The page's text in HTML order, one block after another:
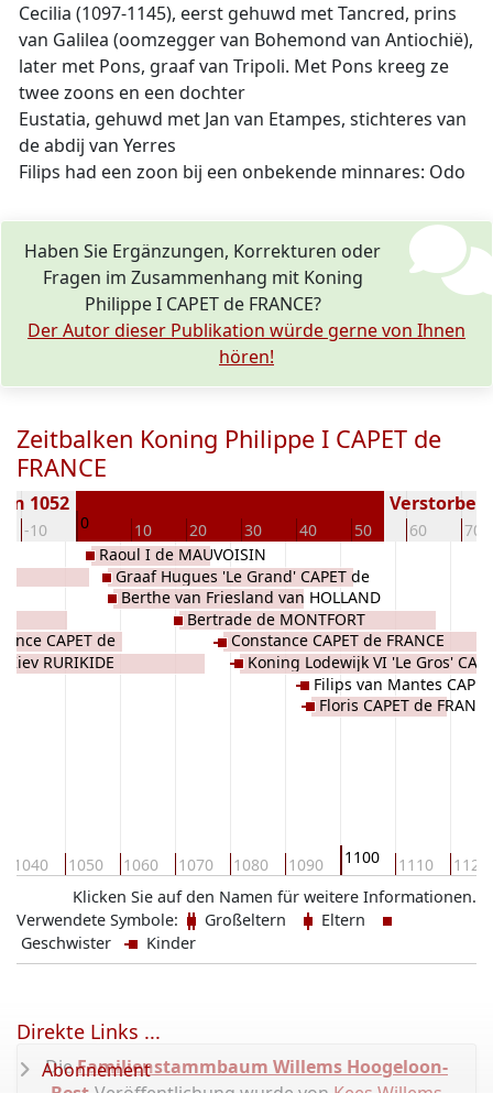
Cecilia (1097-1145), eerst gehuwd met Tancred, prins
van Galilea (oomzegger van Bohemond van Antiochië),
later met Pons, graaf van Tripoli. Met Pons kreeg ze
twee zoons en een dochter
Eustatia, gehuwd met Jan van Etampes, stichteres van
de abdij van Yerres
Filips had een zoon bij een onbekende minnares: Odo
Haben Sie Ergänzungen, Korrekturen oder
Fragen im Zusammenhang mit Koning
Philippe I CAPET de FRANCE?
Der Autor dieser Publikation würde gerne von Ihnen
hören!
Zeitbalken Koning Philippe I CAPET de
FRANCE
-10 0 10 20 30 40 50 60 70
1052 Verstorben
1040 1050 1060 1070 1080 1090 1100 1110 1120
CAPET de
RURIKIDE
Raoul I de MAUVOISIN
Graaf Hugues 'Le Grand' CAPET de
FRANCE
Berthe van Friesland van HOLLAND
Bertrade de MONTFORT
Constance CAPET de FRANCE
Koning Lodewijk VI 'Le Gros'
Filips van Mantes
Floris CAPET de
Klicken Sie auf den Namen für weitere Informationen.
Verwendete Symbole:
Großeltern
Eltern
Geschwister
Kinder
DieFamilienstammbaum Willems Hoogeloon-
Direkte Links ...
Abonnement